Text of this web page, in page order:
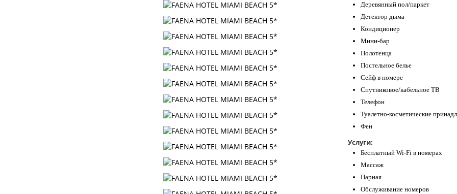
Деревянный пол/паркет
Детектор дыма
Кондиционер
Мини-бар
Полотенца
Постельное белье
Сейф в номере
Спутниковое/кабельное ТВ
Телефон
Туалетно-косметические
Фен
Услуги:
Бесплатный Wi-Fi в номерах
Массаж
Парная
Обслуживание номеров